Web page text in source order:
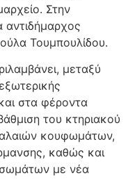
Στην
αντιδήμαρχος
Τουμπουλίδου.
μεταξύ
στα φέροντα
του κτηριακού
κουφωμάτων,
καθώς και
με νέα